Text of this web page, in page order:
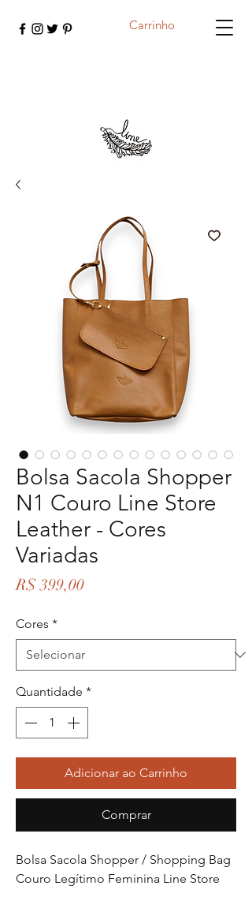
Carrinho
Bolsa Sacola Shopper
N1 Couro Line Store
Leather - Cores
Variadas
R$ 399,00Preço
Cores *
Quantidade *
Adicionar ao Carrinho
Comprar
Bolsa Sacola Shopper / Shopping Bag
Couro Legítimo Feminina Line Store